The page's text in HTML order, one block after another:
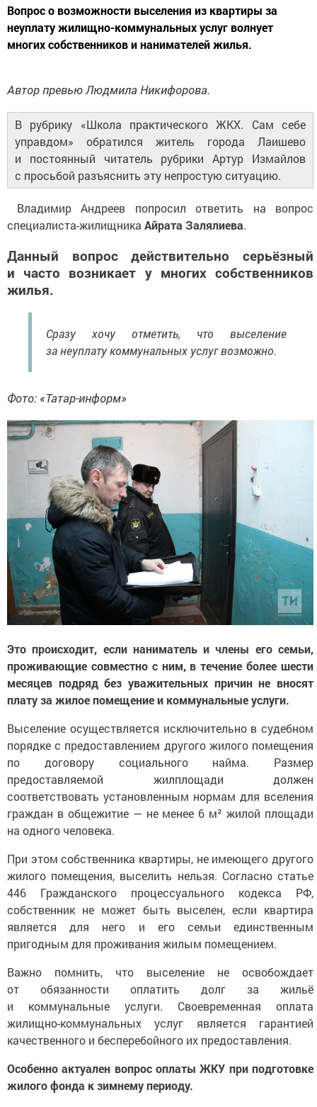
Вопрос о возможности выселения из квартиры за
неуплату жилищно-коммунальных услуг волнует
многих собственников и нанимателей жилья.
Автор превью Людмила Никифорова.
В рубрику «Школа практического ЖКХ. Сам себе
управдом» обратился житель города Лаишево
и постоянный читатель рубрики Артур Измайлов
с просьбой разъяснить эту непростую ситуацию.
Владимир Андреев попросил ответить на вопрос
специалиста-жилищника Айрата Залялиева.
Данный вопрос действительно серьёзный
и часто возникает у многих собственников
жилья.
Сразу хочу отметить, что выселение
за неуплату коммунальных услуг возможно.
Фото: «Татар-информ»
Это происходит, если наниматель и члены его семьи,
проживающие совместно с ним, в течение более шести
месяцев подряд без уважительных причин не вносят
плату за жилое помещение и коммунальные услуги.
Выселение осуществляется исключительно в судебном
порядке с предоставлением другого жилого помещения
по договору социального найма. Размер
предоставляемой жилплощади должен
соответствовать установленным нормам для вселения
граждан в общежитие — не менее 6 м² жилой площади
на одного человека.
При этом собственника квартиры, не имеющего другого
жилого помещения, выселить нельзя. Согласно статье
446 Гражданского процессуального кодекса РФ,
собственник не может быть выселен, если квартира
является для него и его семьи единственным
пригодным для проживания жилым помещением.
Важно помнить, что выселение не освобождает
от обязанности оплатить долг за жильё
и коммунальные услуги. Своевременная оплата
жилищно-коммунальных услуг является гарантией
качественного и бесперебойного их предоставления.
Особенно актуален вопрос оплаты ЖКУ при подготовке
жилого фонда к зимнему периоду.